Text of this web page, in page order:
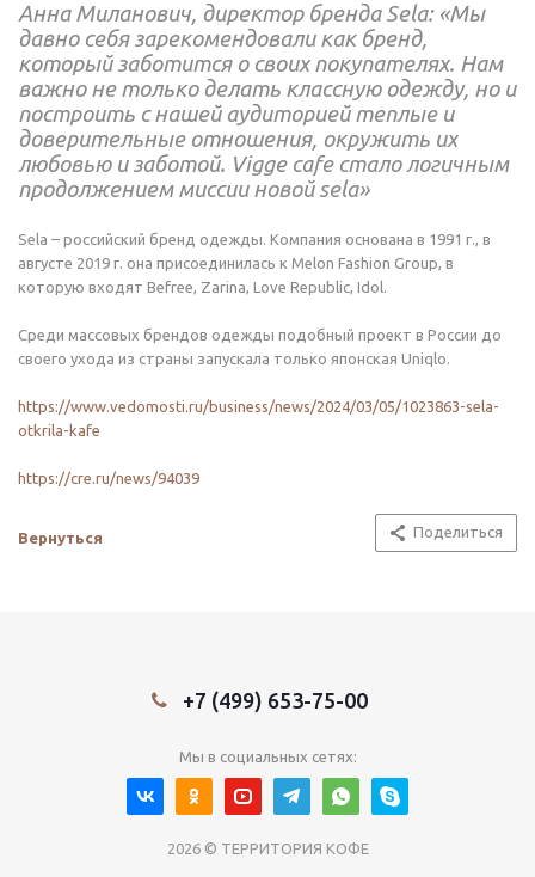
Анна Миланович, директор бренда Sela: «Мы
давно себя зарекомендовали как бренд,
который заботится о своих покупателях. Нам
важно не только делать классную одежду, но и
построить с нашей аудиторией теплые и
доверительные отношения, окружить их
любовью и заботой. Vigge cafe стало логичным
продолжением миссии новой sela»
Sela – российский бренд одежды. Компания основана в 1991 г., в
августе 2019 г. она присоединилась к Melon Fashion Group, в
которую входят Befree, Zarina, Love Republic, Idol.
Среди массовых брендов одежды подобный проект в России до
своего ухода из страны запускала только японская Uniqlo.
https://www.vedomosti.ru/business/news/2024/03/05/1023863-sela-
otkrila-kafe
https://cre.ru/news/94039
Вернуться Поделиться
+7 (499) 653-75-00
Мы в социальных сетях:
2026 © ТЕРРИТОРИЯ КОФЕ